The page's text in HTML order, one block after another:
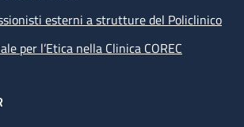
esterni a strutture del Policlinico
per l’Etica nella Clinica COREC